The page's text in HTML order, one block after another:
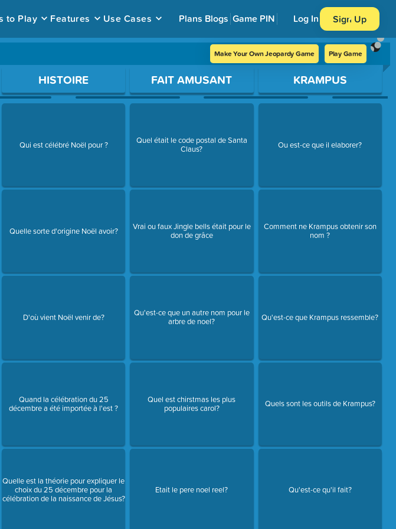
to Play Features Use Cases Plans Blogs Game PIN Log In Sign Up
Make Your Own Jeopardy Game Play Game
HISTOIRE
Qui est célébré Noël pour ?
Quelle sorte d'origine Noël avoir?
D'où vient Noël venir de?
Quand la célébration du 25
décembre a été importée à l'est ?
Quelle est la théorie pour expliquer le
choix du 25 décembre pour la
célébration de la naissance de Jésus?
FAIT AMUSANT
Quel était le code postal de Santa
Claus?
Vrai ou faux Jingle bells était pour le
don de grâce
Qu'est-ce que un autre nom pour le
arbre de noel?
Quel est chirstmas les plus
populaires carol?
Etait le pere noel reel?
KRAMPUS
Ou est-ce que il elaborer?
Comment ne Krampus obtenir son
nom ?
Qu'est-ce que Krampus ressemble?
Quels sont les outils de Krampus?
Qu'est-ce qu'il fait?